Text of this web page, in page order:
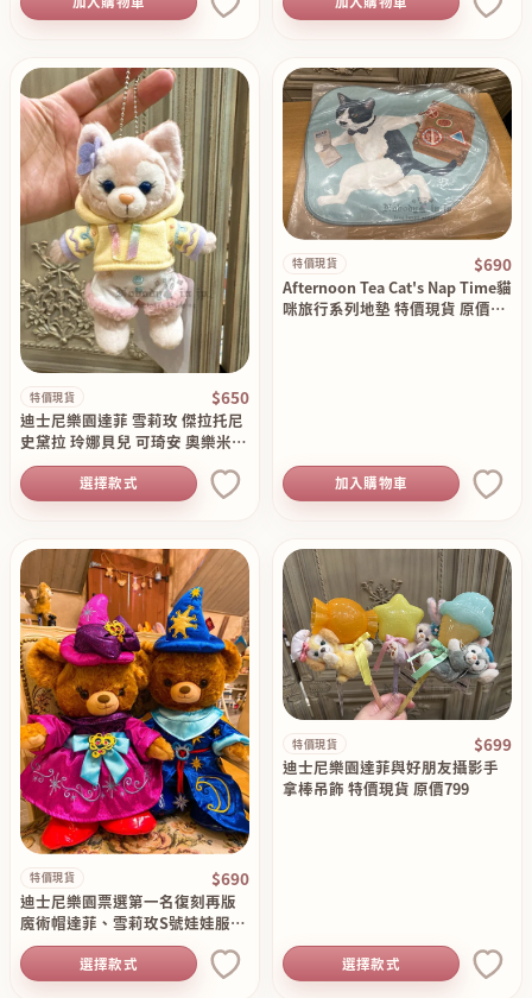
特價現貨 $650
迪士尼樂園達菲 雪莉玫 傑拉托尼
史黛拉 玲娜貝兒 可琦安 奧樂米拉
尋找春天系列站姿絨毛吊飾 特價
現貨 原價850選擇款式
特價現貨 $690
Afternoon Tea Cat's Nap Time貓
咪旅行系列地墊 特價現貨 原價11
加入購物車
特價現貨 $690
迪士尼樂園票選第一名復刻再版
魔術帽達菲、雪莉玫S號娃娃服飾
組（不含娃娃）現貨特價出清原
價1600
選擇款式
特價現貨 $699
迪士尼樂園達菲與好朋友攝影手
拿棒吊飾 特價現貨 原價799
選擇款式